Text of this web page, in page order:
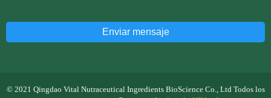
Enviar mensaje
© 2021 Qingdao Vital Nutraceutical Ingredients BioScience Co., Ltd Todos los